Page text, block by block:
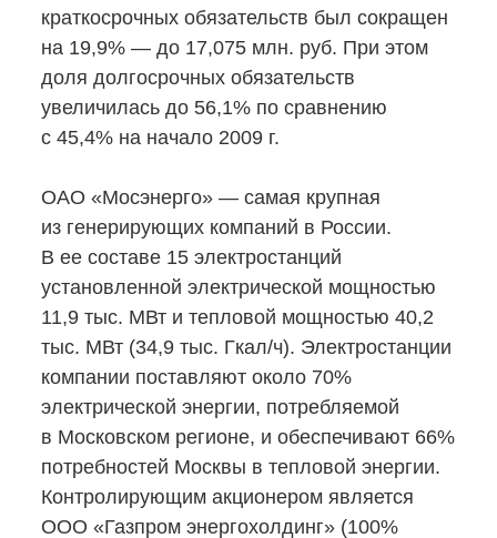
краткосрочных обязательств был сокращен
на 19,9% — до 17,075 млн. руб. При этом
доля долгосрочных обязательств
увеличилась до 56,1% по сравнению
с 45,4% на начало 2009 г.
ОАО «Мосэнерго» — самая крупная
из генерирующих компаний в России.
В ее составе 15 электростанций
установленной электрической мощностью
11,9 тыс. МВт и тепловой мощностью 40,2
тыс. МВт (34,9 тыс. Гкал/ч). Электростанции
компании поставляют около 70%
электрической энергии, потребляемой
в Московском регионе, и обеспечивают 66%
потребностей Москвы в тепловой энергии.
Контролирующим акционером является
ООО «Газпром энергохолдинг» (100%